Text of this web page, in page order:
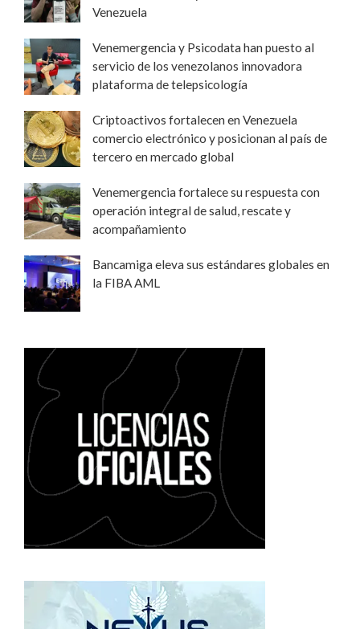
Venezuela
Venemergencia y Psicodata han puesto al
servicio de los venezolanos innovadora
plataforma de telepsicología
Criptoactivos fortalecen en Venezuela
comercio electrónico y posicionan al país de
tercero en mercado global
Venemergencia fortalece su respuesta con
operación integral de salud, rescate y
acompañamiento
Bancamiga eleva sus estándares globales en
la FIBA AML